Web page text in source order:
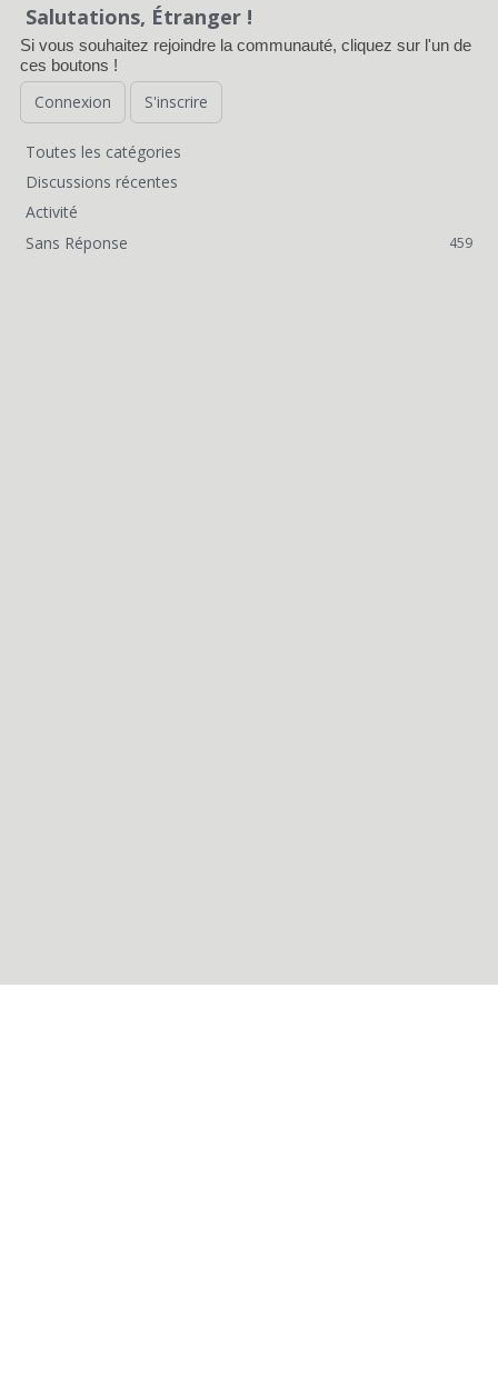
Salutations, Étranger !
Si vous souhaitez rejoindre la communauté, cliquez sur l'un de
ces boutons !
Connexion S'inscrire
L
i
e
Toutes les catégories
Discussions récentes
Activité
Sans Réponse
459